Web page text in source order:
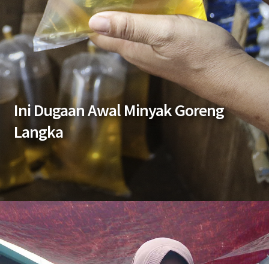
Ini Dugaan Awal Minyak Goreng
Langka